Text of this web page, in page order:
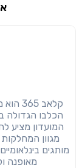
קלאב
הכלבו הגדולה
המועדון מציע
מגוון
מותגים
מאופנה